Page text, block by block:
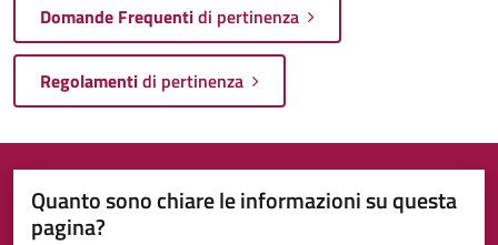
Domande Frequentidi pertinenza
Regolamentidi pertinenza
Quanto sono chiare le informazioni su questa
pagina?